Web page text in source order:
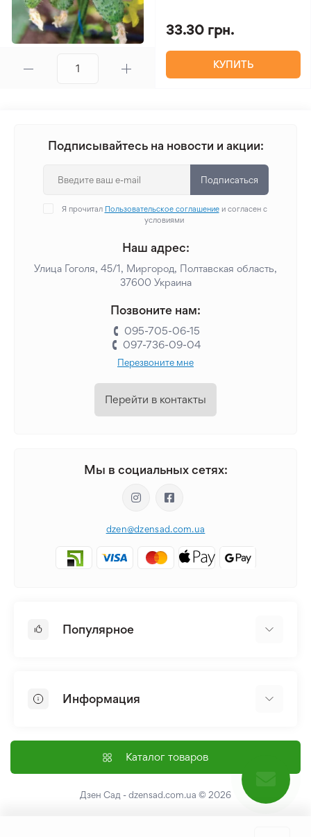
33.30 грн.
КУПИТЬ
Подписывайтесь на новости и акции:
Подписаться
Я прочитал Пользовательское соглашениеи согласен с
условиями
Наш адрес:
Улица Гоголя, 45/1, Миргород, Полтавская область,
37600 Украина
Позвоните нам:
095-705-06-15
097-736-09-04
Перезвоните мне
Перейти в контакты
Мы в социальных сетях:
dzen@dzensad.com.ua
Популярное
Лилия
Семена
Информация
Доставка и оплата
Контакты
Каталог товаров
Дзен Сад - dzensad.com.ua © 2026